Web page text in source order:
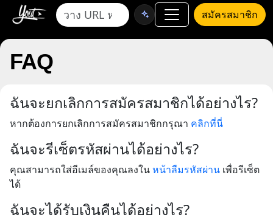
สมัครสมาชิก
FAQ
ฉันจะยกเลิกการสมัครสมาชิกได้อย่างไร?
หากต้องการยกเลิกการสมัครสมาชิกกรุณา คลิกที่นี่
ฉันจะรีเซ็ตรหัสผ่านได้อย่างไร?
คุณสามารถใส่อีเมล์ของคุณลงในหน้าลืมรหัสผ่าน เพื่อรีเซ็ต
ได้
ฉันจะได้รับเงินคืนได้อย่างไร?